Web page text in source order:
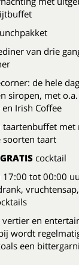
van drie
de hele dag
siropen, met
Irish Coffee
taartenbuffet
soorten taart
GRATIS cocktail
17:00 tot 00:00
vertier en
wordt
een